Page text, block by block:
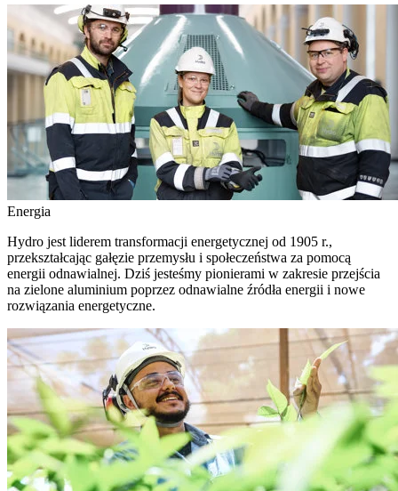
Energia
Hydro jest liderem transformacji energetycznej od 1905 r.,
przekształcając gałęzie przemysłu i społeczeństwa za pomocą
energii odnawialnej. Dziś jesteśmy pionierami w zakresie przejścia
na zielone aluminium poprzez odnawialne źródła energii i nowe
rozwiązania energetyczne.